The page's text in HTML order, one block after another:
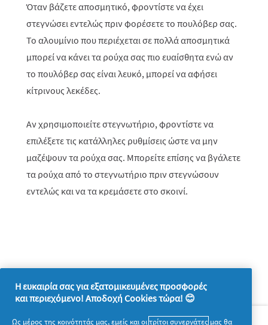
Όταν βάζετε αποσμητικό, φροντίστε να έχει
στεγνώσει εντελώς πριν φορέσετε το πουλόβερ σας.
Το αλουμίνιο που περιέχεται σε πολλά αποσμητικά
μπορεί να κάνει τα ρούχα σας πιο ευαίσθητα ενώ αν
το πουλόβερ σας είναι λευκό, μπορεί να αφήσει
κίτρινους λεκέδες.
Αν χρησιμοποιείτε στεγνωτήριο, φροντίστε να
επιλέξετε τις κατάλληλες ρυθμίσεις ώστε να μην
μαζέψουν τα ρούχα σας. Μπορείτε επίσης να βγάλετε
τα ρούχα από το στεγνωτήριο πριν στεγνώσουν
εντελώς και να τα κρεμάσετε στο σκοινί.
Σχετικά με την P&G
Η ευκαιρία σας για εξατομικευμένες προσφορές
και περιεχόμενο! Αποδοχή Cookies τώρα! 😊
Ως μέρος της κοινότητάς μας, εμείς και οιτρίτοι συνεργάτες μας θα